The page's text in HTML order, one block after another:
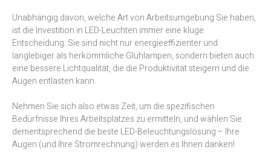
Unabhängig davon, welche Art von Arbeitsumgebung Sie haben,
ist die Investition in LED-Leuchten immer eine kluge
Entscheidung. Sie sind nicht nur energieeffizienter und
langlebiger als herkömmliche Glühlampen, sondern bieten auch
eine bessere Lichtqualität, die die Produktivität steigern und die
Augen entlasten kann.
Nehmen Sie sich also etwas Zeit, um die spezifischen
Bedürfnisse Ihres Arbeitsplatzes zu ermitteln, und wählen Sie
dementsprechend die beste LED-Beleuchtungslösung – Ihre
Augen (und Ihre Stromrechnung) werden es Ihnen danken!